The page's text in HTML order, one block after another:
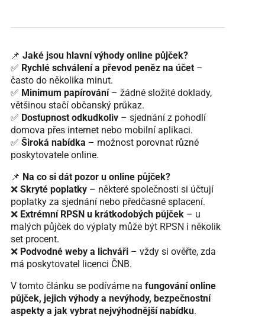
📌 Jaké jsou hlavní výhody online půjček?
✅ Rychlé schválení a převod peněz na účet–
často do několika minut.
✅ Minimum papírování– žádné složité doklady,
většinou stačí občanský průkaz.
✅ Dostupnost odkudkoliv– sjednání z pohodlí
domova přes internet nebo mobilní aplikaci.
✅ Široká nabídka – možnost porovnat různé
poskytovatele online.
📌 Na co si dát pozor u online půjček?
❌ Skryté poplatky– některé společnosti si účtují
poplatky za sjednání nebo předčasné splacení.
❌ Extrémní RPSN u krátkodobých půjček– u
malých půjček do výplaty může být RPSN i několik
set procent.
❌ Podvodné weby a lichváři– vždy si ověřte, zda
má poskytovatel licenci ČNB.
V tomto článku se podíváme na fungování online
půjček, jejich výhody a nevýhody, bezpečnostní
aspekty a jak vybrat nejvýhodnější nabídku.